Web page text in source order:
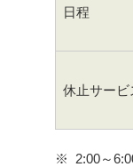
日程
休止サービ
2:00～